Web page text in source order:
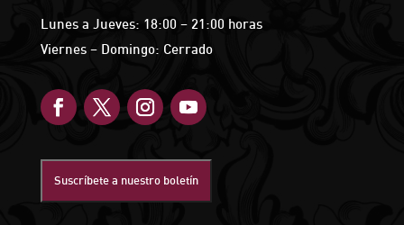
Lunes a Jueves: 18:00 – 21:00 horas
Viernes – Domingo: Cerrado
Suscríbete a nuestro boletín